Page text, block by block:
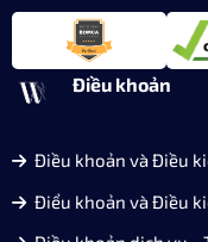
Điều khoản
Điều khoản và Điều
Điểu khoản và Điều